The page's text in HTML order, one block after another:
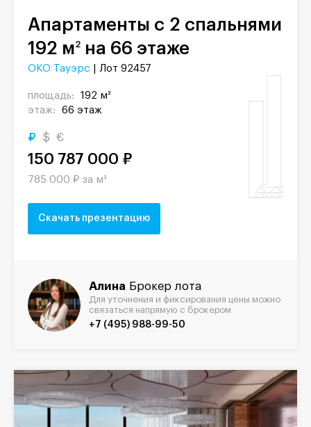
Апартаменты с 2 спальнями
192 м2 на 66 этаже
ОКО Тауэрс | Лот 92457
площадь:
192 м²
этаж:
66 этаж
₽ $ €
150 787 000 ₽
785 000 ₽ за м²
Скачать презентацию
Алина Брокер лота
Для уточнения и фиксирования цены можно
связаться напрямую с брокером
+7 (495) 988-99-50